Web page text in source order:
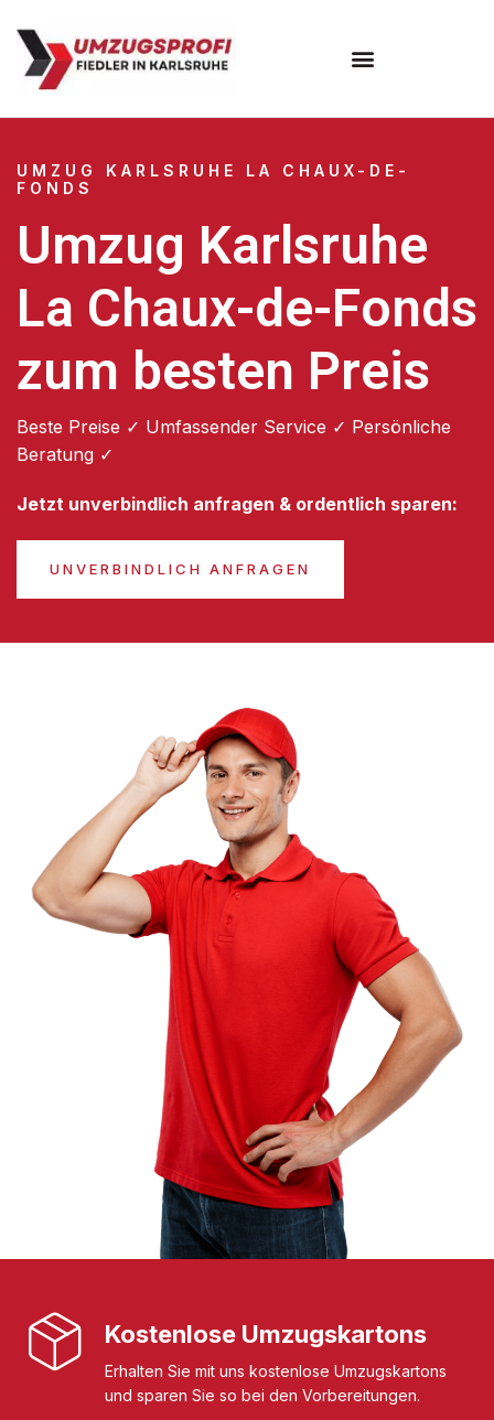
UMZUG KARLSRUHE LA CHAUX-DE-
FONDS
Umzug Karlsruhe
La Chaux-de-Fonds
zum besten Preis
Beste Preise ✓ Umfassender Service ✓ Persönliche
Beratung ✓
Jetzt unverbindlich anfragen & ordentlich sparen:
UNVERBINDLICH ANFRAGEN
Kostenlose Umzugskartons
Erhalten Sie mit uns kostenlose Umzugskartons
und sparen Sie so bei den Vorbereitungen.